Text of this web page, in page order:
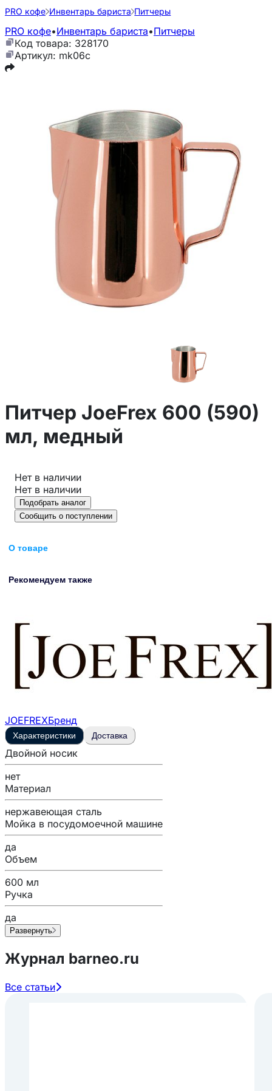
PRO кофе Инвентарь бариста Питчеры
PRO кофе•Инвентарь бариста•Питчеры
Код товара: 328170
Артикул: mk06c
Питчер JoeFrex 600 (590)
мл, медный
Нет в наличии
Нет в наличии
Подобрать аналог
Сообщить о поступлении
О товаре
Рекомендуем также
JOEFREXБренд
Характеристики Доставка
Двойной носик
нет
Материал
нержавеющая сталь
Мойка в посудомоечной машине
да
Объем
600 мл
Ручка
да
Развернуть
Журнал barneo.ru
Все статьи